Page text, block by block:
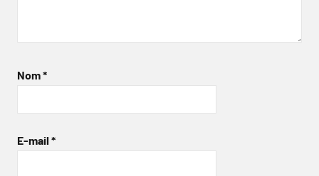
Nom*
E-mail *